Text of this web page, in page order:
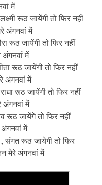
में
रूठ जायेंगी तो फिर नहीं
अंगनवां में
रूठ जायेंगी तो फिर नहीं
अंगनवां में
रूठ जायेंगी तो फिर नहीं
अंगनवां में
रूठ जायेंगी तो फिर नहीं
अंगनवां में
रूठ जायेंगे तो फिर नहीं
में
संगत रूठ जायेगी तो फिर
मेरे अंगनवां में